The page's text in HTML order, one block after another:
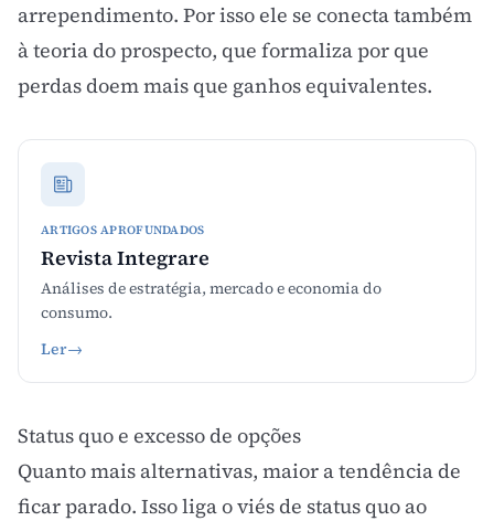
arrependimento. Por isso ele se conecta também
àteoria do prospecto, que formaliza por que
perdas doem mais que ganhos equivalentes.
ARTIGOS APROFUNDADOS
Revista Integrare
Análises de estratégia, mercado e economia do
consumo.
Ler→
Status quo e excesso de opções
Quanto mais alternativas, maior a tendência de
ficar parado. Isso liga o viés de status quo ao